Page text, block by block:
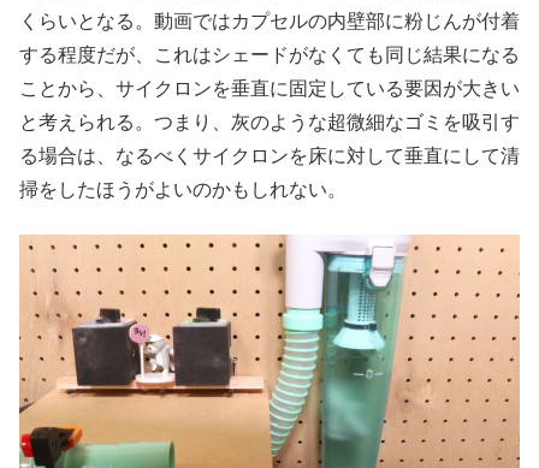
くらいとなる。動画ではカプセルの内壁部に粉じんが付着
する程度だが、これはシェードがなくても同じ結果になる
ことから、サイクロンを垂直に固定している要因が大きい
と考えられる。つまり、灰のような超微細なゴミを吸引す
る場合は、なるべくサイクロンを床に対して垂直にして清
掃をしたほうがよいのかもしれない。